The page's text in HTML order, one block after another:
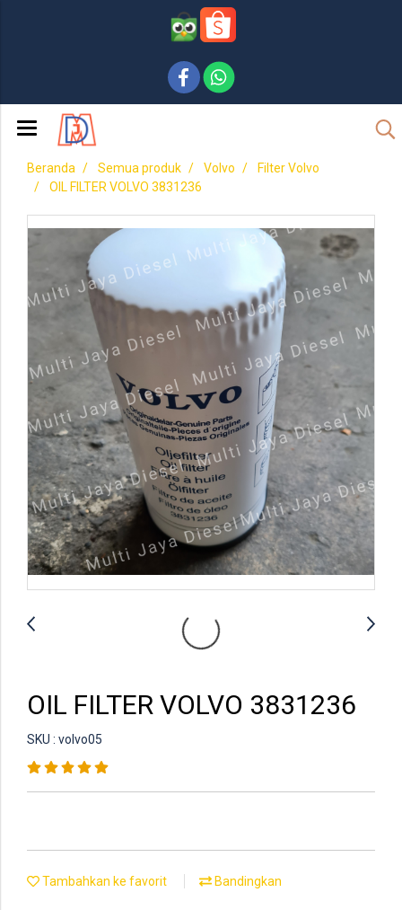
Beranda Semua produk Volvo
Filter Volvo
OIL FILTER VOLVO 3831236
OIL FILTER VOLVO 3831236
SKU : volvo05
Tambahkan ke favorit Bandingkan